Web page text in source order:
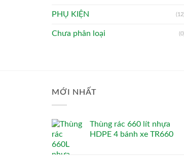
PHỤ KIỆN
Chưa phân loại
MỚI NHẤT
Thùng rác 660 lít nhựa
HDPE 4 bánh xe TR660